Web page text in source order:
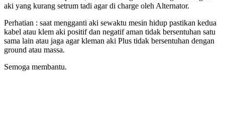
aki yang kurang setrum tadi agar di charge oleh Alternator.
Perhatian : saat mengganti aki sewaktu mesin hidup pastikan kedua
kabel atau klem aki positif dan negatif aman tidak bersentuhan satu
sama lain atau jaga agar kleman aki Plus tidak bersentuhan dengan
ground atau massa.
Semoga membantu.